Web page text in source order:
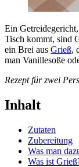
Ein
Tisch kommt, sind
ein Brei aus Grieß,
man Vanillesoße
Rezept für zwei
Inhalt
Zutaten
Zubereitung
Was man
Was ist